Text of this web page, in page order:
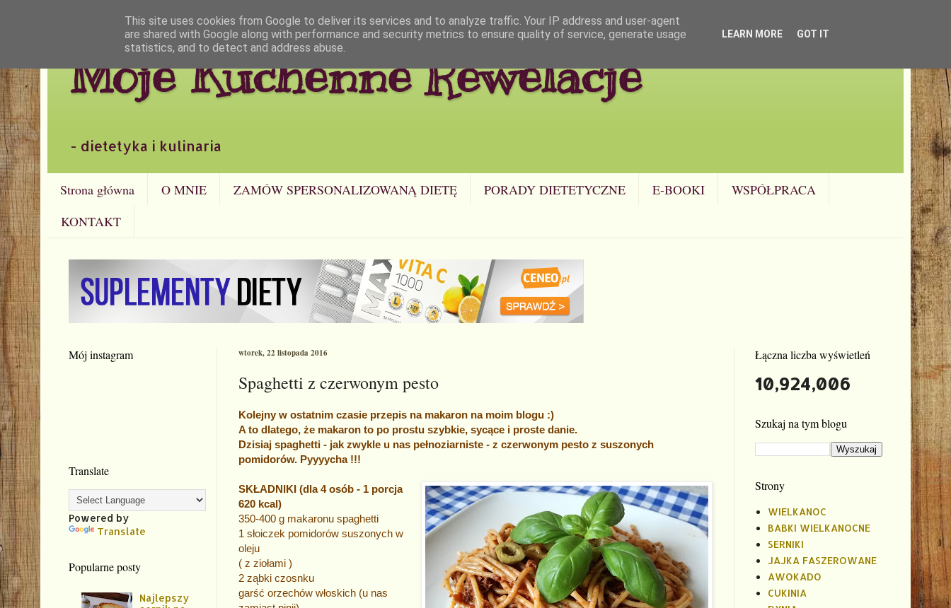
Moje Kuchenne Rewelacje
- dietetyka i kulinaria
Strona główna O MNIE ZAMÓW SPERSONALIZOWANĄ DIETĘ PORADY DIETETYCZNE E-BOOKI
WSPÓŁPRACA
KONTAKT
wtorek, 22 listopada 2016
Spaghetti z czerwonym pesto
Kolejny w ostatnim czasie przepis na makaron na moim blogu :)
A to dlatego, że makaron to po prostu szybkie, sycące i proste danie.
Dzisiaj spaghetti - jak zwykle u nas pełnoziarniste - z czerwonym pesto z suszonych
pomidorów. Pyyyycha !!!
SKŁADNIKI (dla 4 osób - 1 porcja
620 kcal)
350-400 g makaronu spaghetti
1 słoiczek pomidorów suszonych w
oleju
( z ziołami )
2 ząbki czosnku
garść orzechów włoskich (u nas
Mój instagram
Translate
Powered by
Translate
Popularne posty
Najlepszy
Łączna liczba wyświetleń
10,924,006
Szukaj na tym blogu
Strony
WIELKANOC
BABKI WIELKANOCNE
SERNIKI
JAJKA FASZEROWANE
AWOKADO
CUKINIA
This site uses cookies from Google to deliver its services and to analyze traffic. Your IP address and user-agent
are shared with Google along with performance and security metrics to ensure quality of service, generate usage
statistics, and to detect and address abuse.
LEARN MORE GOT IT